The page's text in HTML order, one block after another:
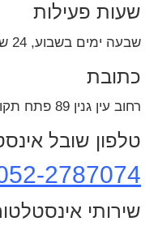
שעות פעילות
שבעה ימים בשבוע, 24 שעות ביממה
כתובת
רחוב עין גנין 89 פתח תקווה
טלפון שובל
2787074
שירותי